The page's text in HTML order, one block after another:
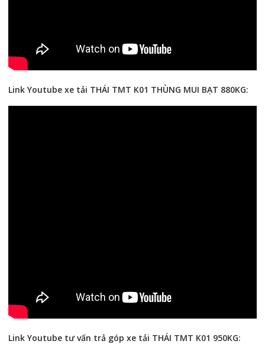
Link Youtube xe tải THÁI TMT K01 THÙNG MUI BẠT 880KG:
Link Youtube tư vấn trả góp xe tải THÁI TMT K01 950KG: